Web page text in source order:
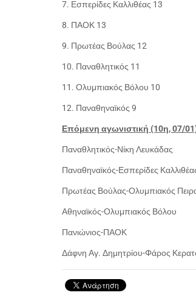
7. Εσπερίδες Καλλιθέας 13
8. ΠΑΟΚ 13
9. Πρωτέας Βούλας 12
10. Παναθλητικός 11
11. Ολυμπιακός Βόλου 10
12. Παναθηναϊκός 9
Επόμενη αγωνιστική (10η, 07/
Παναθλητικός-Νίκη Λευκάδας
Παναθηναϊκός-Εσπερίδες
Πρωτέας Βούλας-Ολυμπιακός
Αθηναϊκός-Ολυμπιακός Βόλου
Πανιώνιος-ΠΑΟΚ
Δάφνη Αγ. Δημητρίου-Φάρος